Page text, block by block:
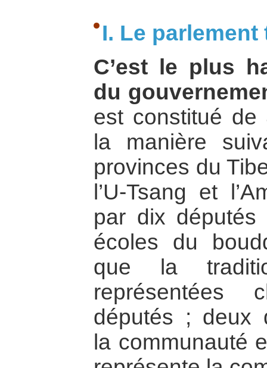
I. Le parlement
C’est le plus
du
est constitué
la manière
provinces du
l’U-Tsang et
par dix
écoles du
que la
représentées
députés ; deux
la communauté